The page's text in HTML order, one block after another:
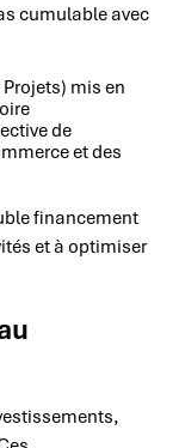
cumulable avec
mis en
de
et des
financement
et à optimiser